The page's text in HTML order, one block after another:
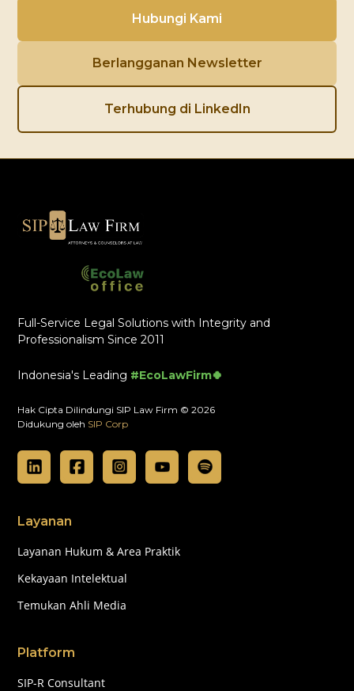
Hubungi Kami
Berlangganan Newsletter
Terhubung di LinkedIn
Full-Service Legal Solutions with Integrity and
Professionalism Since 2011
Indonesia's Leading #EcoLawFirm🍀
Hak Cipta Dilindungi SIP Law Firm © 2026
Didukung oleh SIP Corp
Layanan
Layanan Hukum & Area Praktik
Kekayaan Intelektual
Temukan Ahli Media
Platform
SIP-R Consultant